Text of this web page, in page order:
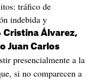
tráfico de
indebida y
Cristina Álvarez,
Juan Carlos
presencialmente a la
si no comparecen a